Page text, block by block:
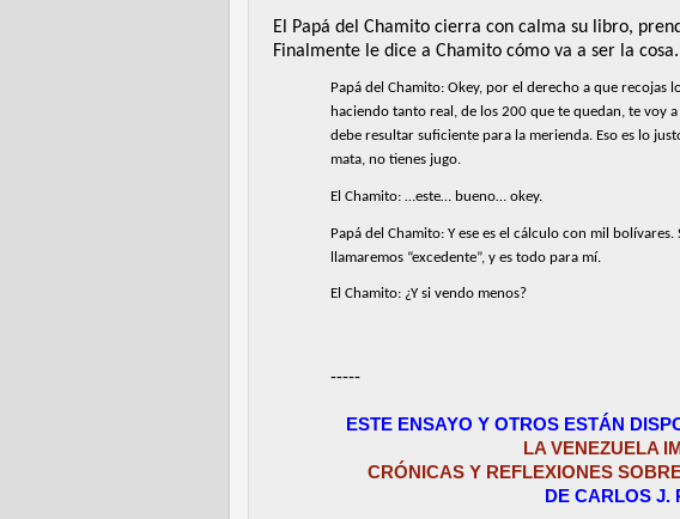
El Papá del Chamito cierra con calma su libro,
Finalmente le dice a Chamito cómo va a ser la cosa.
Papá del Chamito: Okey, por el derecho a que recojas
haciendo tanto real, de los 200 que te quedan, te voy
debe resultar suficiente para la merienda. Eso es lo
mata, no tienes jugo.
El Chamito: …este… bueno… okey.
Papá del Chamito: Y ese es el cálculo con mil
llamaremos “excedente”, y es todo para mí.
El Chamito: ¿Y si vendo menos?
-----
ESTE ENSAYO Y OTROS ESTÁN
LA VENEZUELA
CRÓNICAS Y REFLEXIONES
DE CARLOS J.